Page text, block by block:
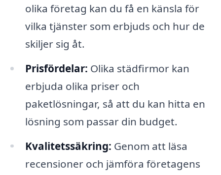
olika företag kan du få en känsla för
vilka tjänster som erbjuds och hur de
skiljer sig åt.
Prisfördelar: Olika städfirmor kan
erbjuda olika priser och
paketlösningar, så att du kan hitta en
lösning som passar din budget.
Kvalitetssäkring: Genom att läsa
recensioner och jämföra företagens